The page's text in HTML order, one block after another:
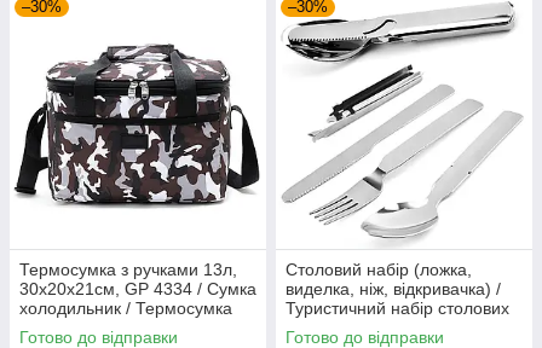
–30%
Термосумка з ручками 13л,
30х20х21см, GP 4334 / Сумка
холодильник / Термосумка
для їжі та напоїв
Готово до відправки
–30%
Столовий набір (ложка,
виделка, ніж, відкривачка) /
Туристичний набір столових
приборів
Готово до відправки